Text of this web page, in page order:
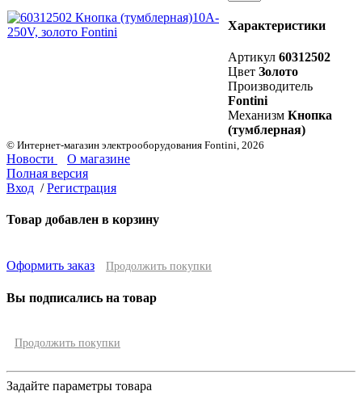
Характеристики
Артикул 60312502
Цвет Золото
Производитель
Fontini
Механизм Кнопка
(тумблерная)
© Интернет-магазин электрооборудования Fontini, 2026
Новости
О магазине
Полная версия
Вход / Регистрация
Товар добавлен в корзину
Оформить заказ Продолжить покупки
Вы подписались на товар
Продолжить покупки
Задайте параметры товара